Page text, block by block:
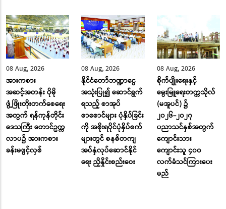
08 Aug, 2026
အားကစား
အဆင့်အတန်း ပိုမို
ဖွံ့ဖြိုးတိုးတက်စေရေး
အတွက် ရန်ကုန်တိုင်း
ဒေသကြီး တောင်ဥက္က
လာပ၌ အားကစား
ခန်းမဖွင့်လှစ်
08 Aug, 2026
နိုင်ငံတော်ဘဏ္ဍာငွေ
အသုံးပြု၍ ဆောင်ရွက်
ရသည့် စာအုပ်
စာစောင်များ ပုံနှိပ်ခြင်း
ကို အစိုးရပိုင်ပုံနှိပ်စက်
များတွင် စနစ်တကျ
အပ်နှံလုပ်ဆောင်နိုင်
ရေး ညှိနှိုင်းစည်းဝေး
08 Aug, 2026
စိုက်ပျိုးရေးနှင့်
မွေးမြူရေးတက္ကသိုလ်
(မအူပင်) ၌
၂၀၂၆-၂၀၂၇
ပညာသင်နှစ်အတွက်
ကျောင်းသား
ကျောင်းသူ ၄၀၀
လက်ခံသင်ကြားပေး
မည်